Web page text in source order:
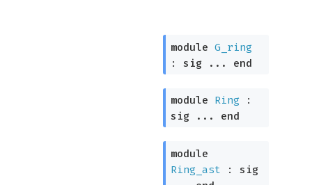
module G_ring
:sig ... end
module Ring :
sig ... end
module
Ring_ast :sig